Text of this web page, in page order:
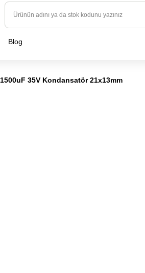
HAYAL
Blog
1500uF 35V Kondansatör 21x13mm